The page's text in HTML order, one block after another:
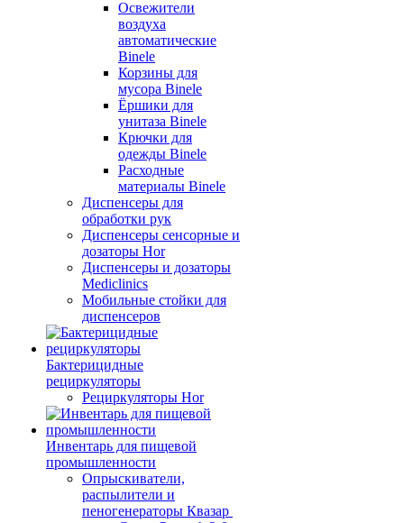
Освежители
воздуха
автоматические
Binele
Корзины для
мусора Binele
Ёршики для
унитаза Binele
Крючки для
одежды Binele
Расходные
материалы Binele
Диспенсеры для
обработки рук
Диспенсеры сенсорные и
дозаторы Hor
Диспенсеры и дозаторы
Mediclinics
Мобильные стойки для
диспенсеров
Бактерицидные
рециркуляторы
Рециркуляторы Hor
Инвентарь для пищевой
промышленности
Опрыскиватели,
распылители и
пеногенераторы Квазар